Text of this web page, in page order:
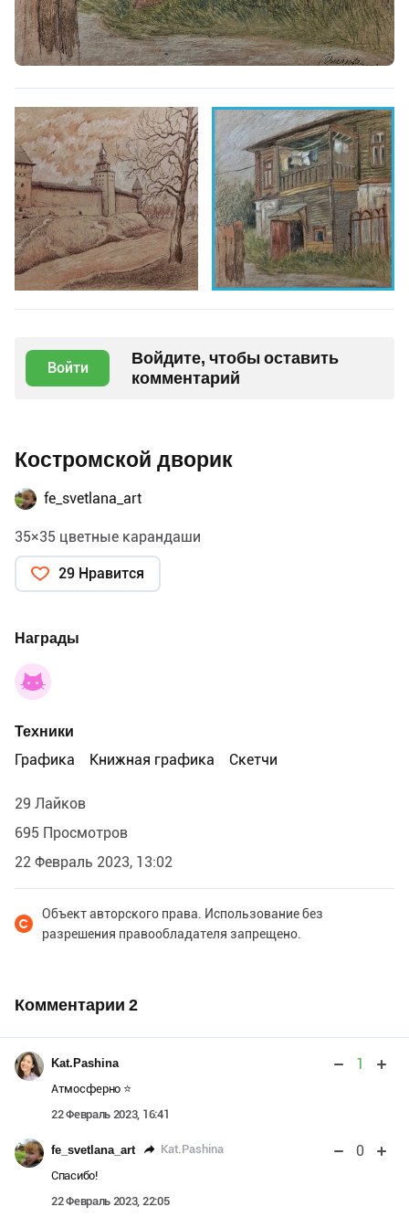
Войти
Войдите, чтобы оставить
комментарий
Костромской дворик
fe_svetlana_art
35×35 цветные карандаши
29 Нравится
Награды
Техники
Графика
Книжная графика Скетчи
29 Лайков
695 Просмотров
22 Февраль 2023, 13:02
Объект авторского права. Использование без
разрешения правообладателя запрещено.
Комментарии 2
Kat.Pashina 1
Атмосферно ⭐️
22 Февраль 2023, 16:41
fe_svetlana_art Kat.Pashina 0
Спасибо!
22 Февраль 2023, 22:05